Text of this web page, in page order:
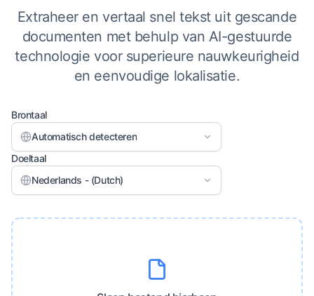
Extraheer en vertaal snel tekst uit gescande
documenten met behulp van AI-gestuurde
technologie voor superieure nauwkeurigheid
en eenvoudige lokalisatie.
Brontaal
Automatisch detecteren
Doeltaal
Nederlands - (Dutch)